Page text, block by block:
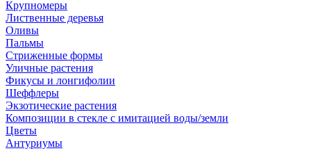
Крупномеры
Лиственные деревья
Оливы
Пальмы
Стриженные формы
Уличные растения
Фикусы и лонгифолии
Шеффлеры
Экзотические растения
Композиции в стекле с имитацией воды/земли
Цветы
Антуриумы